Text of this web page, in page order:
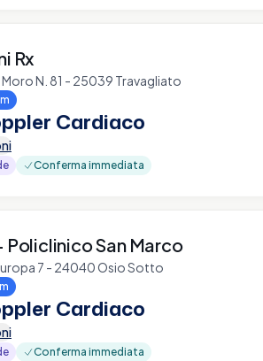
Rx
Moro N. 81 - 25039 Travagliato
Cardiaco
Conferma immediata
Policlinico San Marco
7 - 24040 Osio Sotto
Cardiaco
Conferma immediata